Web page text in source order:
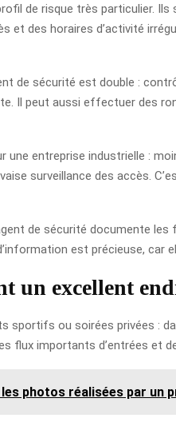
de risque très particulier.
et des horaires d’activité
de sécurité est double :
Il peut aussi effectuer des
entreprise industrielle :
surveillance des accès.
de sécurité documente
est précieuse, car
un excellent
sportifs ou soirées privées :
importants d’entrées et
photos réalisées par un